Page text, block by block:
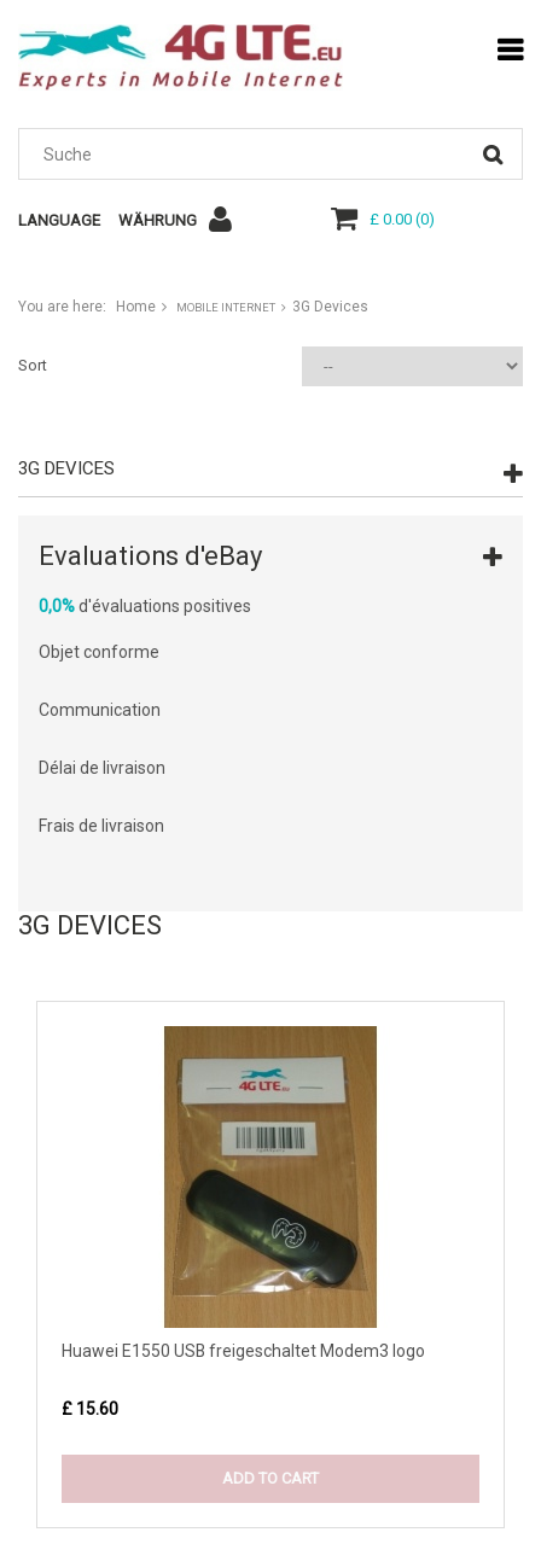
LANGUAGE WÄHRUNG £ 0.00(0)
You are here: Home MOBILE INTERNET 3G Devices
Sort
3G DEVICES
Evaluations d'eBay
0,0%d'évaluations positives
Objet conforme
Communication
Délai de livraison
Frais de livraison
3G DEVICES
Huawei E1550 USB freigeschaltet Modem3 logo
£ 15.60
ADD TO CART